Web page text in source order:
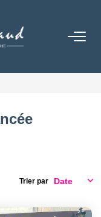
Trier par